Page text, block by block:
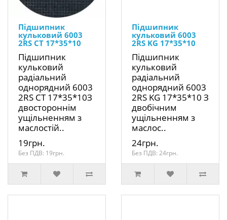
Підшипник
кульковий 6003
2RS CT 17*35*10
Підшипник
кульковий
радіальний
однорядний 6003
2RS CT 17*35*10З
двостороннім
ущільненням з
маслостій..
19грн.
Без ПДВ: 19грн.
Підшипник
кульковий 6003
2RS KG 17*35*10
Підшипник
кульковий
радіальний
однорядний 6003
2RS KG 17*35*10 З
двобічним
ущільненням з
маслос..
24грн.
Без ПДВ: 24грн.